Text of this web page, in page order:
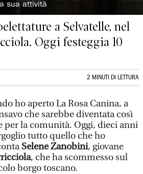
sua attività
a Selvatelle, nel
Oggi festeggia 10
2 MINUTI DI LETTURA
ho aperto La Rosa Canina, a
che sarebbe diventata così
per la comunità. Oggi, dieci anni
tutto quello che ho
Selene Zanobini, giovane
, che ha scommesso sul
borgo toscano.